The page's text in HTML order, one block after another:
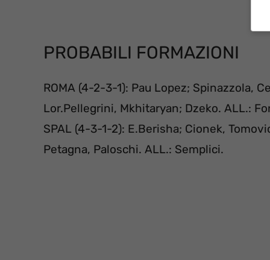
PROBABILI FORMAZIONI
ROMA (4-2-3-1): Pau Lopez; Spinazzola,
Lor.Pellegrini, Mkhitaryan; Dzeko. ALL.:
SPAL (4-3-1-2): E.Berisha; Cionek,
Petagna, Paloschi. ALL.: Semplici.